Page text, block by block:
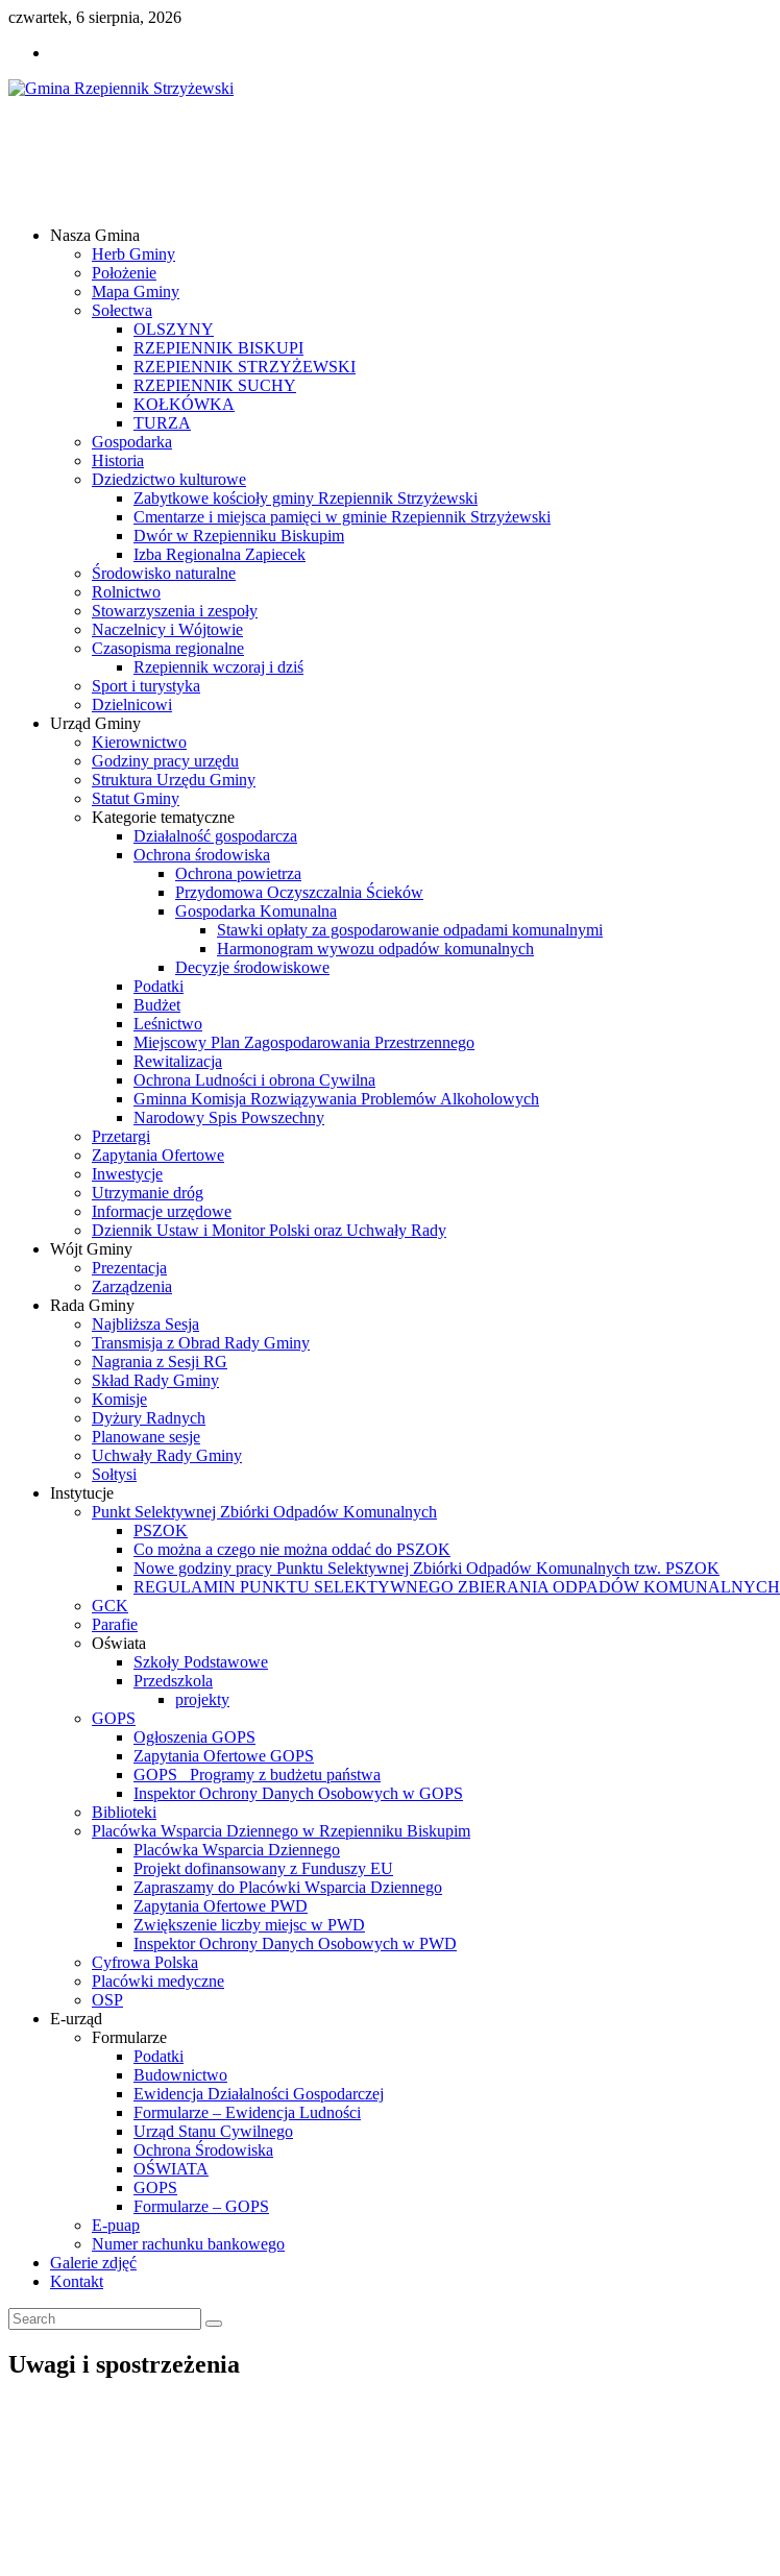
czwartek, 6 sierpnia, 2026
Samorządowy
Internetowy
Nasza Gmina
Herb Gminy
Położenie
Mapa Gminy
Sołectwa
OLSZYNY
RZEPIENNIK BISKUPI
RZEPIENNIK STRZYŻEWSKI
RZEPIENNIK SUCHY
KOŁKÓWKA
TURZA
Gospodarka
Historia
Dziedzictwo kulturowe
Zabytkowe kościoły gminy Rzepiennik Strzyżewski
Cmentarze i miejsca pamięci w gminie Rzepiennik Strzyżewski
Dwór w Rzepienniku Biskupim
Izba Regionalna Zapiecek
Środowisko naturalne
Rolnictwo
Stowarzyszenia i zespoły
Naczelnicy i Wójtowie
Czasopisma regionalne
Rzepiennik wczoraj i dziś
Sport i turystyka
Dzielnicowi
Urząd Gminy
Kierownictwo
Godziny pracy urzędu
Struktura Urzędu Gminy
Statut Gminy
Kategorie tematyczne
Działalność gospodarcza
Ochrona środowiska
Ochrona powietrza
Przydomowa Oczyszczalnia Ścieków
Gospodarka Komunalna
Stawki opłaty za gospodarowanie odpadami komunalnymi
Harmonogram wywozu odpadów komunalnych
Decyzje środowiskowe
Podatki
Budżet
Leśnictwo
Miejscowy Plan Zagospodarowania Przestrzennego
Rewitalizacja
Ochrona Ludności i obrona Cywilna
Gminna Komisja Rozwiązywania Problemów Alkoholowych
Narodowy Spis Powszechny
Przetargi
Zapytania Ofertowe
Inwestycje
Utrzymanie dróg
Informacje urzędowe
Dziennik Ustaw i Monitor Polski oraz Uchwały Rady
Wójt Gminy
Prezentacja
Zarządzenia
Rada Gminy
Najbliższa Sesja
Transmisja z Obrad Rady Gminy
Nagrania z Sesji RG
Skład Rady Gminy
Komisje
Dyżury Radnych
Planowane sesje
Uchwały Rady Gminy
Sołtysi
Instytucje
Punkt Selektywnej Zbiórki Odpadów Komunalnych
PSZOK
Co można a czego nie można oddać do PSZOK
Nowe godziny pracy Punktu Selektywnej Zbiórki Odpadów Komunalnych tzw. PSZOK
REGULAMIN PUNKTU SELEKTYWNEGO ZBIERANIA ODPADÓW KOMUNALNYCH
GCK
Parafie
Oświata
Szkoły Podstawowe
Przedszkola
projekty
GOPS
Ogłoszenia GOPS
Zapytania Ofertowe GOPS
GOPS_ Programy z budżetu państwa
Inspektor Ochrony Danych Osobowych w GOPS
Biblioteki
Placówka Wsparcia Dziennego w Rzepienniku Biskupim
Placówka Wsparcia Dziennego
Projekt dofinansowany z Funduszy EU
Zapraszamy do Placówki Wsparcia Dziennego
Zapytania Ofertowe PWD
Zwiększenie liczby miejsc w PWD
Inspektor Ochrony Danych Osobowych w PWD
Cyfrowa Polska
Placówki medyczne
OSP
E-urząd
Formularze
Podatki
Budownictwo
Ewidencja Działalności Gospodarczej
Formularze – Ewidencja Ludności
Urząd Stanu Cywilnego
Ochrona Środowiska
OŚWIATA
GOPS
Formularze – GOPS
E-puap
Numer rachunku bankowego
Galerie zdjęć
Kontakt
Uwagi i spostrzeżenia